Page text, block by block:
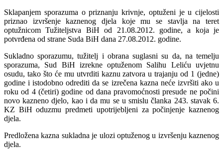
Sklapanjem sporazuma o priznanju krivnje, optuženi je u cijelosti
priznao izvršenje kaznenog djela koje mu se stavlja na teret
optužnicom Tužiteljstva BiH od 21.08.2012. godine, a koja je
potvrđena od strane Suda BiH dana 27.08.2012. godine.
Sukladno sporazumu, tužitelj i obrana suglasni su da, na temelju
sporazuma, Sud BiH izrekne optuženom Salihu Leliću uvjetnu
osudu, tako što će mu utvrditi kaznu zatvora u trajanju od 1 (jedne)
godine i istodobno odrediti da se izrečena kazna neće izvršiti ako u
roku od 4 (četiri) godine od dana pravomoćnosti presude ne počini
novo kazneno djelo, kao i da mu se u smislu članka 243. stavak 6.
KZ BiH oduzmu predmeti upotrijebljeni za počinjenje kaznenog
djela.
Predložena kazna sukladna je ulozi optuženog u izvršenju kaznenog
djela.